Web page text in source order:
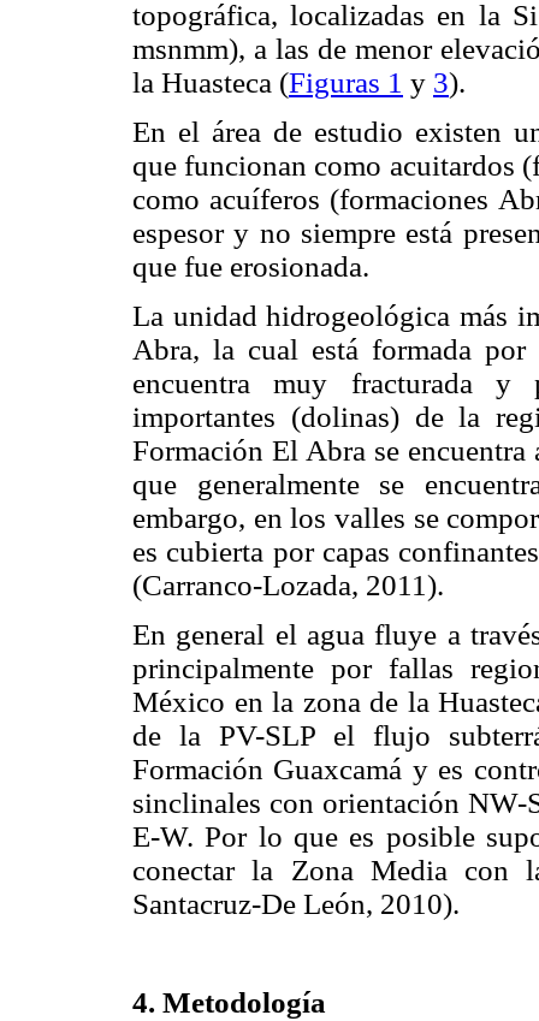
topográfica, localizadas en la
msnmm), a las de menor
la Huasteca (Figuras 1 y 3).
En el área de estudio existen
que funcionan como acuitardos
como acuíferos (formaciones
espesor y no siempre está
que fue erosionada.
La unidad hidrogeológica más
Abra, la cual está formada por
encuentra muy fracturada y
importantes (dolinas) de la
Formación El Abra se
que generalmente se
embargo, en los valles se
es cubierta por capas
(Carranco-Lozada, 2011).
En general el agua fluye a
principalmente por fallas
México en la zona de la
de la PV-SLP el flujo
Formación Guaxcamá y es
sinclinales con orientación
E-W. Por lo que es posible
conectar la Zona Media con
Santacruz-De León, 2010).
4. Metodología